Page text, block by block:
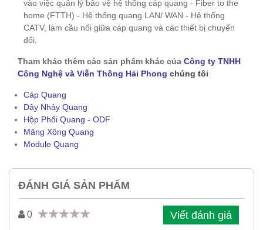
vào việc quản lý bảo vệ hệ thống cáp quang - Fiber to the
home (FTTH) - Hệ thống quang LAN/ WAN - Hệ thống
CATV, làm cầu nối giữa cáp quang và các thiết bị chuyển
đổi.
Tham khảo thêm các sản phẩm khác của Công ty TNHH
Công Nghệ và Viễn Thông Hải Phong chúng tôi
Cáp Quang
Dây Nhảy Quang
Hộp Phối Quang - ODF
Măng Xông Quang
Module Quang
ĐÁNH GIÁ SẢN PHẨM
0 Viết đánh giá